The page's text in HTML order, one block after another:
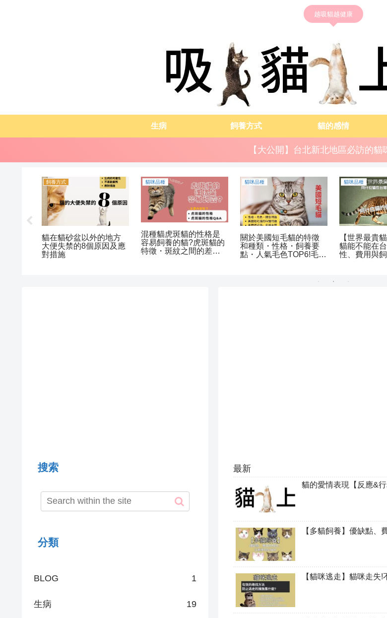
越吸貓越健康
生病 飼養方式 貓的感情
【大公開】台北新北地區必訪的貓
世界最貴貓】阿什拉
能不能在台灣養?個
、費用與飼養方式
貓咪品種
關於曼赤肯貓的飼養方
法?特徴和性格、疾病和
生病
嘴巴周邊有粉刺!貓咪粉
刺症的原因、處理方式
以及預防方法
貓咪品種
俄羅斯藍貓的性格、特
徴、飼養方法以及容易
罹患的疾病
最新
貓的愛情表現【反應&
【多貓飼養】優缺點、
【貓咪逃走】貓咪走失
搜索
分類
BLOG 1
生病 19